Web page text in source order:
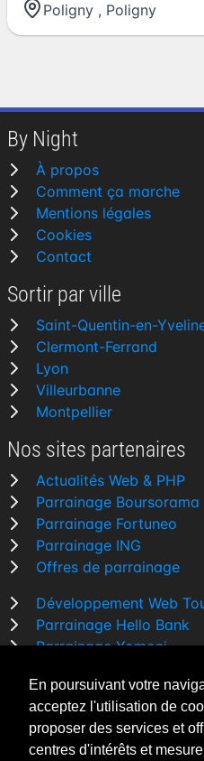
En poursuivant votre
acceptez l'utilisation de
proposer des services et
centres d'intérêts et
Poligny , Poligny
By Night
À propos
Comment ça marche
Mentions légales
Cookies
Contact
Sortir par ville
Saint-Quentin-en-
Clermont-Ferrand
Lyon
Villeurbanne
Montpellier
Nos sites partenaires
Actualités Web & PHP
Parrainage Boursorama
Parrainage Fortuneo
Parrainage ING
Offres de parrainage
Développement Web
Parrainage Hello Bank
Parrainage Yomoni
Comparatif banque